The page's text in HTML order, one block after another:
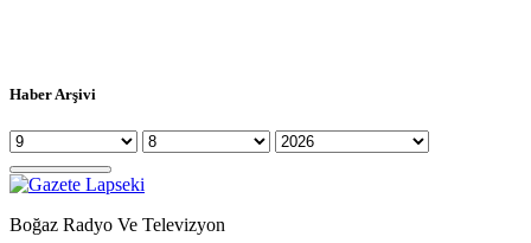
Haber Arşivi
Boğaz Radyo Ve Televizyon